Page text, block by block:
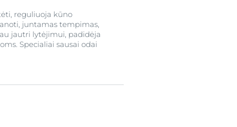
reguliuoja kūno
juntamas tempimas,
jautri lytėjimui, padidėja
Specialiai sausai odai